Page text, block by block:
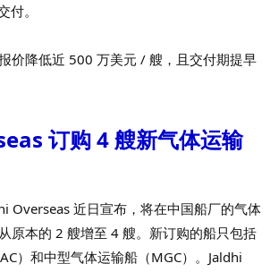
。
价降低近 500 万美元 / 艘，且交付期提早
订购 4 艘新气体运输
Overseas 近日宣布，将在中国船厂的气体
原本的 2 艘增至 4 艘。新订购的船只包括
）和中型气体运输船（MGC）。Jaldhi